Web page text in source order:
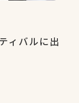
ィバルに出